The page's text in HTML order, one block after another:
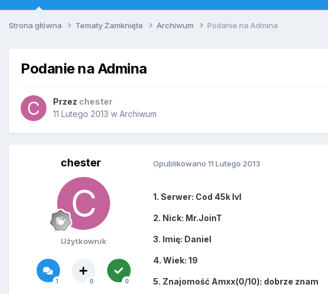
Strona główna Tematy Zamknięte Archiwum Podanie na Admina
Podanie na Admina
Przez chester
11 Lutego 2013 w Archiwum
chester
Użytkownik
1 0 0
Opublikowano 11 Lutego 2013
1. Serwer: Cod 45k lvl
2. Nick: Mr.JoinT
3. Imię: Daniel
4. Wiek: 19
5. Znajomość Amxx(0/10): dobrze znam